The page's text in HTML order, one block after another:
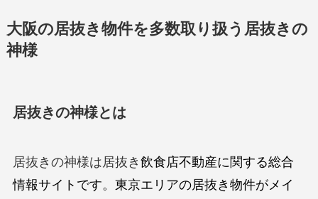
大阪の居抜き物件を多数取り扱う居抜きの
神様
居抜きの神様とは
居抜きの神様は居抜き 飲食店不動産に関する総合
情報サイトです。東京エリアの居抜き物件がメイ